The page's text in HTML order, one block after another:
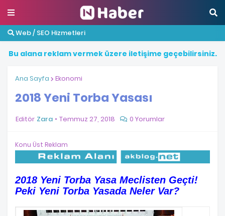
Web / SEO Hizmetleri
Bu alana reklamvermek üzere iletişime geçebilirsiniz.
Ana Sayfa Ekonomi
2018 Yeni Torba Yasası
Editör Zara Temmuz 27, 2018 0 Yorumlar
Konu Üst Reklam
2018 Yeni Torba Yasa Meclisten Geçti!
Peki Yeni Torba Yasada Neler Var?